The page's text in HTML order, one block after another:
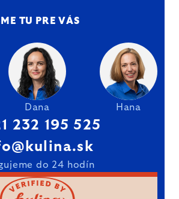
TU PRE VÁS
Dana Hana
232 195 525
do 24 hodín